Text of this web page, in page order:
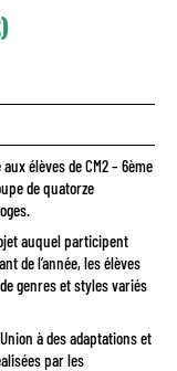
élèves de CM2 – 6ème
de quatorze
auquel participent
de l’année, les élèves
genres et styles variés
à des adaptations et
par les